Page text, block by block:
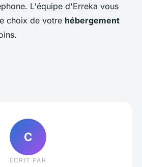
L'équipe d'Erreka vous
choix de votre hébergement
C
ECRIT PAR